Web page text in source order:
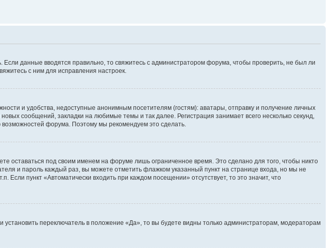
данные вводятся правильно, то свяжитесь с администратором форума, чтобы проверить, не был ли
с ним для исправления настроек.
и удобства, недоступные анонимным посетителям (гостям): аватары, отправку и получение личных
сообщений, закладки на любимые темы и так далее. Регистрация занимает всего несколько секунд,
форума. Поэтому мы рекомендуем это сделать.
оставаться под своим именем на форуме лишь ограниченное время. Это сделано для того, чтобы никто
и пароль каждый раз, вы можете отметить флажком указанный пункт на странице входа, но мы не
пункт «Автоматически входить при каждом посещении» отсутствует, то это значит, что
переключатель в положение «Да», то вы будете видны только администраторам, модераторам